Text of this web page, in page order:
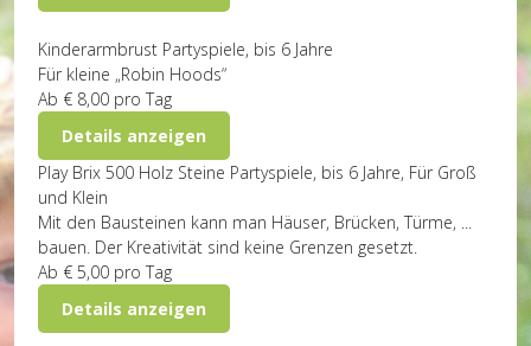
Kinderarmbrust Partyspiele, bis 6 Jahre
Für kleine „Robin Hoods“
Ab € 8,00 pro Tag
Details anzeigen
Play Brix 500 Holz Steine Partyspiele, bis 6 Jahre, Für Groß
und Klein
Mit den Bausteinen kann man Häuser, Brücken, Türme, ...
bauen. Der Kreativität sind keine Grenzen gesetzt.
Ab € 5,00 pro Tag
Details anzeigen